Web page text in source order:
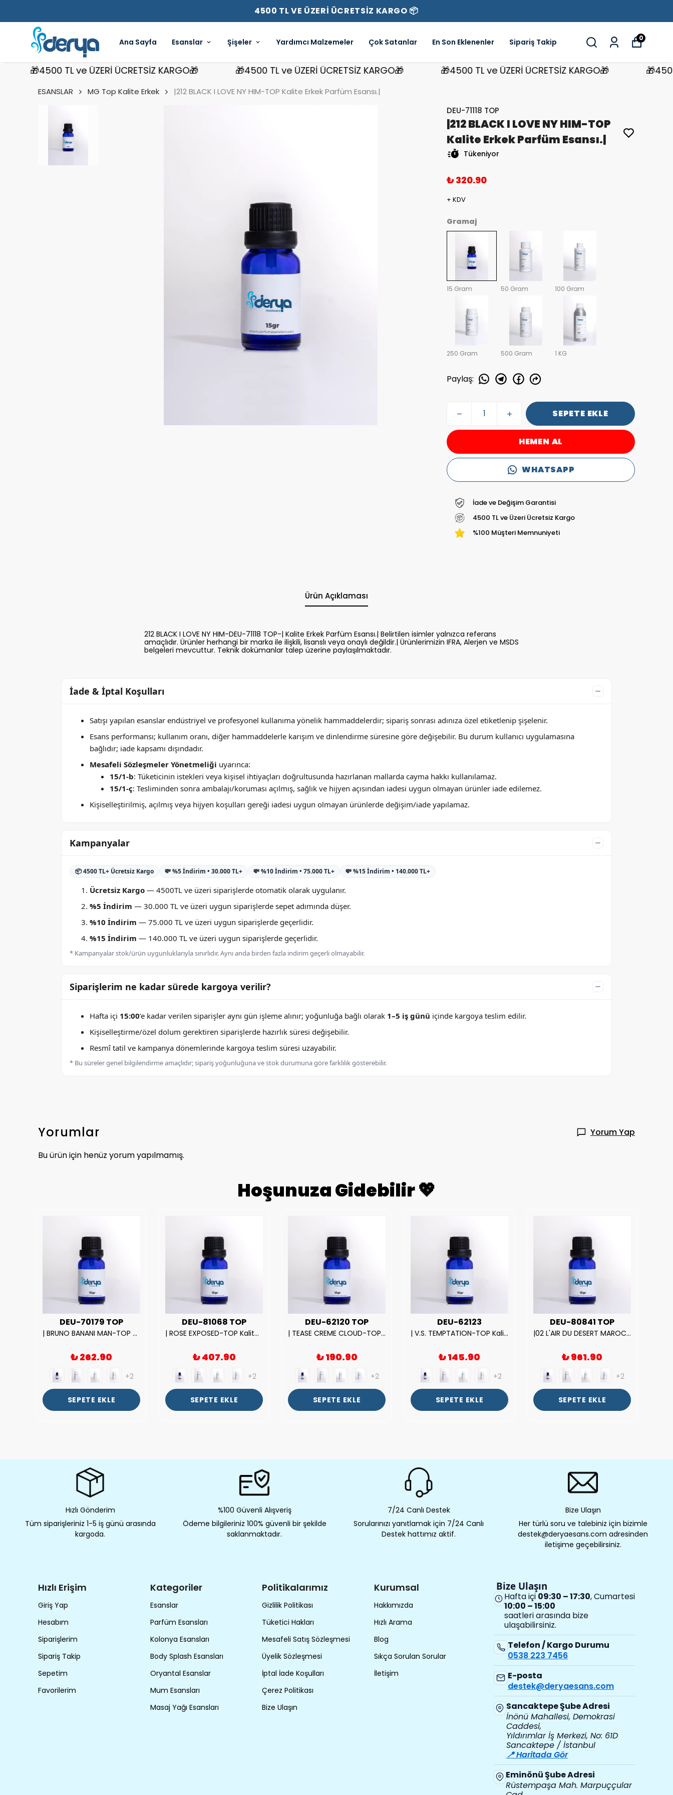
4500 TL VE ÜZERİ ÜCRETSİZ KARGO 📦
Ana Sayfa Esanslar Şişeler Yardımcı Malzemeler Çok Satanlar En Son Eklenenler Sipariş Takip 0
🎁4500 TL ve ÜZERİ ÜCRETSİZ KARGO🎁 🎁4500 TL ve ÜZERİ ÜCRETSİZ KARGO🎁 🎁4500 TL ve ÜZERİ ÜCRETSİZ KARGO🎁 🎁4500 TL
ESANSLAR MG Top Kalite Erkek
|212 BLACK I LOVE NY HIM-TOP Kalite Erkek Parfüm Esansı.|
DEU-71118 TOP
|212 BLACK I LOVE NY HIM-TOP
Kalite Erkek Parfüm Esansı.|
Tükeniyor
₺ 320.90
+ KDV
Gramaj
15 Gram 50 Gram 100 Gram
250 Gram 500 Gram 1 KG
Paylaş:
SEPETE EKLE
HEMEN AL
WHATSAPP
İade ve Değişim Garantisi
4500 TL ve Üzeri Ücretsiz Kargo
%100 Müşteri Memnuniyeti
Ürün Açıklaması
212 BLACK I LOVE NY HIM-DEU-71118 TOP-| Kalite Erkek Parfüm Esansı.| Belirtilen isimler yalnızca referans
amaçlıdır. Ürünler herhangi bir marka ile ilişkili, lisanslı veya onaylı değildir.| Ürünlerimizin IFRA, Alerjen ve MSDS
belgeleri mevcuttur. Teknik dokümanlar talep üzerine paylaşılmaktadır.
İade & İptal Koşulları
Satışı yapılan esanslar endüstriyel ve profesyonel kullanıma yönelik hammaddelerdir; sipariş sonrası adınıza özel etiketlenip şişelenir.
Esans performansı; kullanım oranı, diğer hammaddelerle karışım ve dinlendirme süresine göre değişebilir. Bu durum kullanıcı uygulamasına
bağlıdır; iade kapsamı dışındadır.
Mesafeli Sözleşmeler Yönetmeliği uyarınca:
15/1-b: Tüketicinin istekleri veya kişisel ihtiyaçları doğrultusunda hazırlanan mallarda cayma hakkı kullanılamaz.
15/1-ç: Tesliminden sonra ambalajı/koruması açılmış, sağlık ve hijyen açısından iadesi uygun olmayan ürünler iade edilemez.
Kişiselleştirilmiş, açılmış veya hijyen koşulları gereği iadesi uygun olmayan ürünlerde değişim/iade yapılamaz.
Kampanyalar
📦 4500 TL+ Ücretsiz Kargo 💸 %5 İndirim • 30.000 TL+ 💸 %10 İndirim • 75.000 TL+ 💸 %15 İndirim • 140.000 TL+
Ücretsiz Kargo — 4500TL ve üzeri siparişlerde otomatik olarak uygulanır.
%5 İndirim — 30.000 TL ve üzeri uygun siparişlerde sepet adımında düşer.
%10 İndirim — 75.000 TL ve üzeri uygun siparişlerde geçerlidir.
%15 İndirim — 140.000 TL ve üzeri uygun siparişlerde geçerlidir.
* Kampanyalar stok/ürün uygunluklarıyla sınırlıdır. Aynı anda birden fazla indirim geçerli olmayabilir.
Siparişlerim ne kadar sürede kargoya verilir?
Hafta içi 15:00’e kadar verilen siparişler aynı gün işleme alınır; yoğunluğa bağlı olarak 1–5 iş günü içinde kargoya teslim edilir.
Kişiselleştirme/özel dolum gerektiren siparişlerde hazırlık süresi değişebilir.
Resmî tatil ve kampanya dönemlerinde kargoya teslim süresi uzayabilir.
* Bu süreler genel bilgilendirme amaçlıdır; sipariş yoğunluğuna ve stok durumuna göre farklılık gösterebilir.
Yorumlar
Yorum Yap
Bu ürün için henüz yorum yapılmamış.
Hoşunuza Gidebilir 💖
DEU-70179 TOP
| BRUNO BANANI MAN-TOP Kalite Erkek Parfüm Esansı.|
₺ 262.90
+2
SEPETE EKLE
DEU-81068 TOP
| ROSE EXPOSED-TOP Kalite Unısex Parfüm Esansı.|
₺ 407.90
+2
SEPETE EKLE
DEU-62120 TOP
| TEASE CREME CLOUD-TOP Kalite Kadın Parfüm Esansı.|
₺ 190.90
+2
SEPETE EKLE
DEU-62123
| V.S. TEMPTATION-TOP Kalite Kadın Parfüm Esansı.|
₺ 145.90
+2
SEPETE EKLE
DEU-80841 TOP
|02 L'AIR DU DESERT MAROCAIN-TOP Kalite Unısex Parfüm Esansı.|
₺ 961.90
+2
SEPETE EKLE
Hızlı Gönderim
Tüm siparişleriniz 1-5 iş günü arasında
kargoda.
%100 Güvenli Alışveriş
Ödeme bilgileriniz 100% güvenli bir şekilde
saklanmaktadır.
7/24 Canlı Destek
Sorularınızı yanıtlamak için 7/24 Canlı
Destek hattımız aktif.
Bize Ulaşın
Her türlü soru ve talebiniz için bizimle
destek@deryaesans.com adresinden
iletişime geçebilirsiniz.
Hızlı Erişim
Giriş Yap
Hesabım
Siparişlerim
Sipariş Takip
Sepetim
Favorilerim
Kategoriler
Esanslar
Parfüm Esansları
Kolonya Esansları
Body Splash Esansları
Oryantal Esanslar
Mum Esansları
Masaj Yağı Esansları
Politikalarımız
Gizlilik Politikası
Tüketici Hakları
Mesafeli Satış Sözleşmesi
Üyelik Sözleşmesi
İptal İade Koşulları
Çerez Politikası
Bize Ulaşın
Kurumsal
Hakkımızda
Hızlı Arama
Blog
Sıkça Sorulan Sorular
İletişim
Bize Ulaşın
Hafta içi 09:30 – 17:30, Cumartesi
10:00 – 15:00
saatleri arasında bize
ulaşabilirsiniz.
Telefon / Kargo Durumu
0538 223 7456
E-posta
destek@deryaesans.com
Sancaktepe Şube Adresi
İnönü Mahallesi, Demokrasi
Caddesi,
Yıldırımlar İş Merkezi, No: 61D
Sancaktepe / İstanbul
📍 Haritada Gör
Eminönü Şube Adresi
Rüstempaşa Mah. Marpuççular